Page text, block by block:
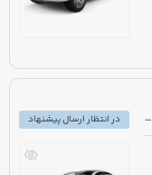
مزایده دولتی خودرو پژو 206 TU3 مدل 1394 رنگ سفید
در انتظار ارسال پیشنهاد